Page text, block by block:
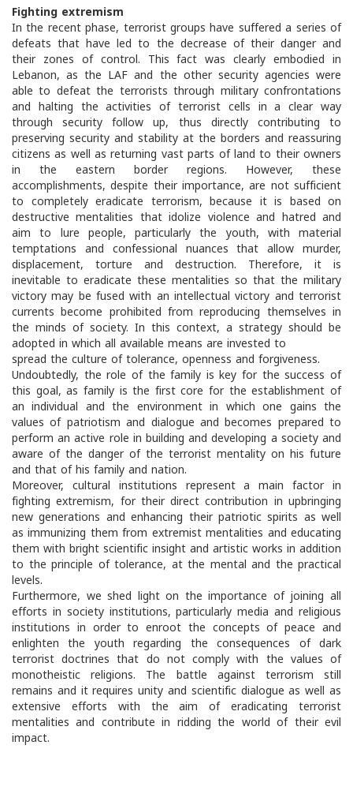
Fighting extremism
In the recent phase, terrorist groups have suffered a series of
defeats that have led to the decrease of their danger and
their zones of control. This fact was clearly embodied in
Lebanon, as the LAF and the other security agencies were
able to defeat the terrorists through military confrontations
and halting the activities of terrorist cells in a clear way
through security follow up, thus directly contributing to
preserving security and stability at the borders and reassuring
citizens as well as returning vast parts of land to their owners
in the eastern border regions. However, these
accomplishments, despite their importance, are not sufficient
to completely eradicate terrorism, because it is based on
destructive mentalities that idolize violence and hatred and
aim to lure people, particularly the youth, with material
temptations and confessional nuances that allow murder,
displacement, torture and destruction. Therefore, it is
inevitable to eradicate these mentalities so that the military
victory may be fused with an intellectual victory and terrorist
currents become prohibited from reproducing themselves in
the minds of society. In this context, a strategy should be
adopted in which all available means are invested to
spread the culture of tolerance, openness and forgiveness.
Undoubtedly, the role of the family is key for the success of
this goal, as family is the first core for the establishment of
an individual and the environment in which one gains the
values of patriotism and dialogue and becomes prepared to
perform an active role in building and developing a society and
aware of the danger of the terrorist mentality on his future
and that of his family and nation.
Moreover, cultural institutions represent a main factor in
fighting extremism, for their direct contribution in upbringing
new generations and enhancing their patriotic spirits as well
as immunizing them from extremist mentalities and educating
them with bright scientific insight and artistic works in addition
to the principle of tolerance, at the mental and the practical
levels.
Furthermore, we shed light on the importance of joining all
efforts in society institutions, particularly media and religious
institutions in order to enroot the concepts of peace and
enlighten the youth regarding the consequences of dark
terrorist doctrines that do not comply with the values of
monotheistic religions. The battle against terrorism still
remains and it requires unity and scientific dialogue as well as
extensive efforts with the aim of eradicating terrorist
mentalities and contribute in ridding the world of their evil
impact.